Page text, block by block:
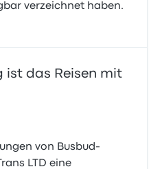
verzeichnet haben.
ist das Reisen mit
von Busbud-
LTD eine